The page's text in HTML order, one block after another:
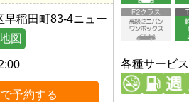
早稲田町83-4ニュー
地図
予約する
各種サービス